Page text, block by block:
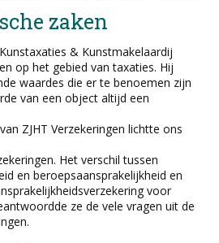
zaken
& Kunstmakelaardij
op het gebied van taxaties. Hij
waardes die er te benoemen zijn
van een object altijd een
ZJHT Verzekeringen lichtte ons
Het verschil tussen
en beroepsaansprakelijkheid en
voor
ze de vele vragen uit de